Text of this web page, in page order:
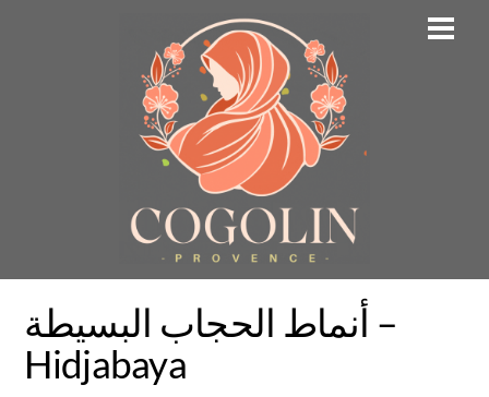
أنماط الحجاب البسيطة –
Hidjabaya